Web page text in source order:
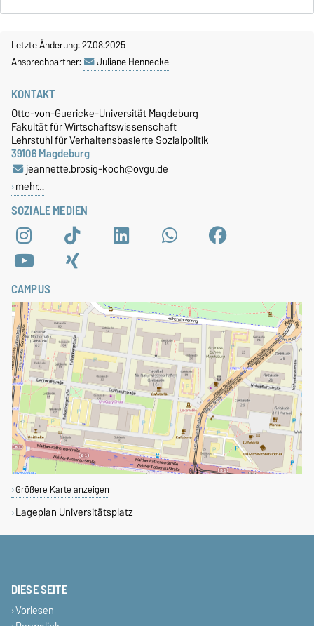
Letzte Änderung: 27.08.2025
Ansprechpartner:
Juliane Hennecke
SOZIALE MEDIEN
KONTAKT
Otto-von-Guericke-Universität Magdeburg
Fakultät für Wirtschaftswissenschaft
Lehrstuhl für Verhaltensbasierte Sozialpolitik
39106 Magdeburg
jeannette.brosig-koch@ovgu.de
mehr…
CAMPUS
Größere Karte anzeigen
Lageplan Universitätsplatz
DIESE SEITE
Vorlesen